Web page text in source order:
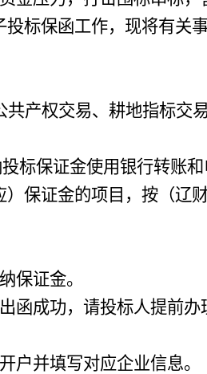
标保函工作，现将有关
产权交易、耕地指标交易
标保证金使用银行转账
保证金的项目，按（辽
保证金。
函成功，请投标人提前办
户并填写对应企业信息。